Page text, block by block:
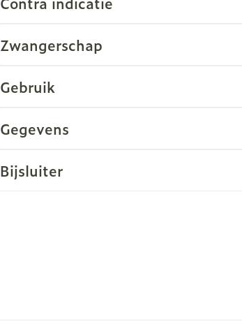
Zwangerschap
Gebruik
Gegevens
Bijsluiter